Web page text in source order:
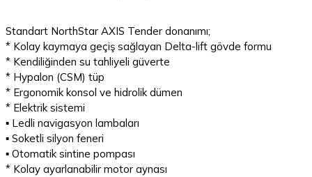
Standart NorthStar AXIS Tender donanımı;
* Kolay kaymaya geçiş sağlayan Delta-lift gövde formu
* Kendiliğinden su tahliyeli güverte
* Hypalon (CSM) tüp
* Ergonomik konsol ve hidrolik dümen
* Elektrik sistemi
▪ Ledli navigasyon lambaları
▪ Soketli silyon feneri
▪ Otomatik sintine pompası
* Kolay ayarlanabilir motor aynası